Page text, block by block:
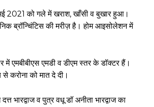
मई 2021 को गले में खराश, खाँसी व बुखार हुआ।
ब्रॉन्चिंटिस की मरीज़ है। होम आइसोलेशन में
में एमबीबीएस एमडी व डीएम स्तर के डॉक्टर हैं।
को मात दे दी।
व पुत्र वधू डॉ अनीता भारद्वाज का